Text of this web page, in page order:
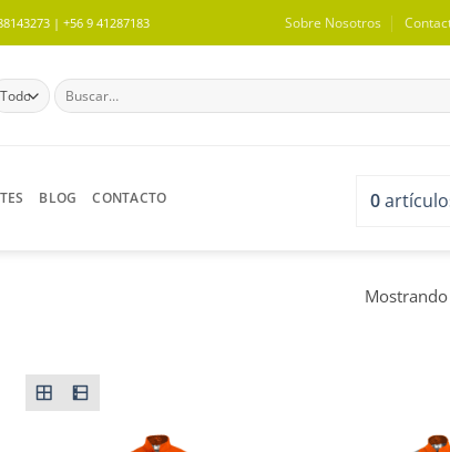
| +56 9 41287183 Sobre Nosotros
Buscar
por:
BLOG CONTACTO 0